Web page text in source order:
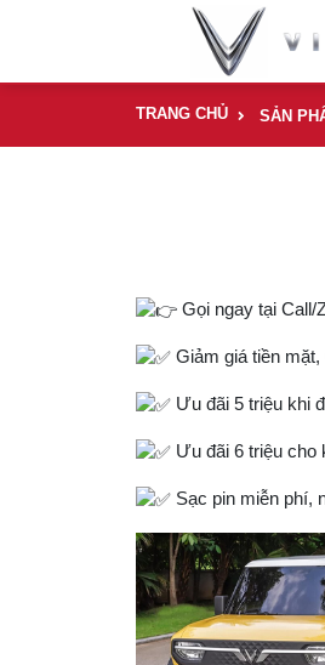
TRANG CHỦ SẢN
Gọi ngay tại Call/
Giảm giá tiền
Ưu đãi 5 triệu khi
Ưu đãi 6 triệu cho
Sạc pin miễn phí,